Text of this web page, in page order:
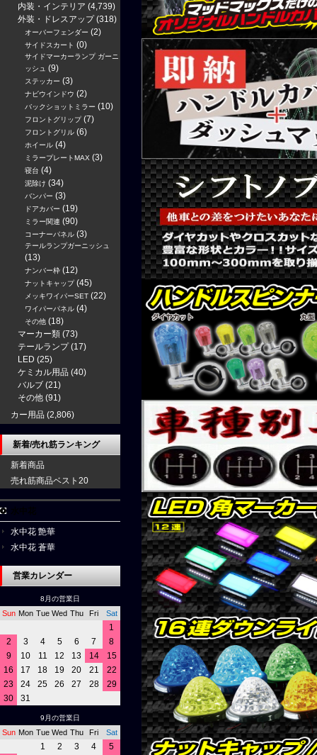
内装・インテリア (4,739)
外装・ドレスアップ (318)
オーバーフェンダー (2)
サイドスカート (0)
サイドマーカーランプ ガーニ
ッシュ (9)
ステッカー (3)
ナビウインドウ (2)
バックショットミラー (10)
フロントグリップ(7)
フロントグリル (6)
ホイール (4)
ミラープレートMAX (3)
寝台 (4)
泥除け (34)
バンパー (3)
ドアカバー (19)
ミラー関連 (90)
コーナーパネル (3)
テールランプガーニッシュ
(13)
ナンバー枠 (12)
ナットキャップ(45)
メッキワイパーSET (22)
ワイパーパネル (4)
その他 (18)
マーカー類 (73)
テールランプ (17)
LED (25)
ケミカル用品 (40)
バルブ (21)
その他 (91)
カー用品 (2,806)
新着/売れ筋ランキング
新着商品
売れ筋商品ベスト20
水中花 艶華
水中花 蒼華
営業カレンダー
8月の営業日
Sun Mon Tue Wed Thu Fri Sat
1
2
3 4 5 6 7
8
9
10 11 12 13 14
15
16
17 18 19 20 21
22
23
24 25 26 27 28
29
30
31
9月の営業日
Sun Mon Tue Wed Thu Fri Sat
1 2 3 4
5